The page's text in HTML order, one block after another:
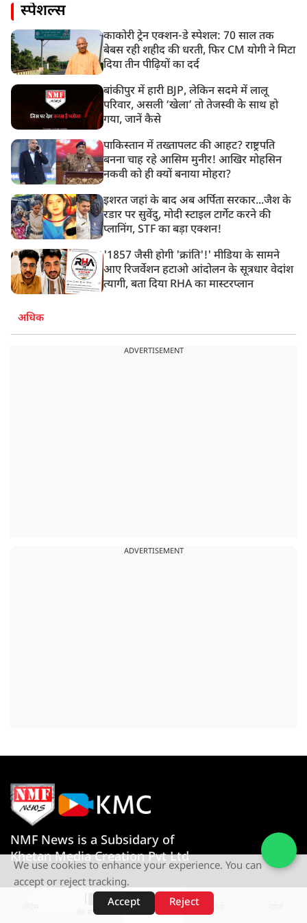
स्पेशल्स
काकोरी ट्रेन एक्शन-डे स्पेशल: 70 साल तक
बेबस रही शहीद की धरती, फिर CM योगी ने मिटा
दिया तीन पीढ़ियों का दर्द
बांकीपुर में हारी BJP, लेकिन सदमे में लालू
परिवार, असली ‘खेला’ तो तेजस्वी के साथ हो
गया, जानें कैसे
पाकिस्तान में तख्तापलट की आहट? राष्ट्रपति
बनना चाह रहे आसिम मुनीर! आखिर मोहसिन
नकवी को ही क्यों बनाया मोहरा?
इशरत जहां के बाद अब अर्पिता सरकार...जैश के
रडार पर सुवेंदु, मोदी स्टाइल टार्गेट करने की
प्लानिंग, STF का बड़ा एक्शन!
'1857 जैसी होगी 'क्रांति'!' मीडिया के सामने
आए रिजर्वेशन हटाओ आंदोलन के सूत्रधार वेदांश
त्यागी, बता दिया RHA का मास्टरप्लान
अधिक
ADVERTISEMENT
ADVERTISEMENT
वेब स्टोरीज़
NMF News is a Subsidary of
Khetan Media Creation Pvt Ltd
Give us a Call
+91-080767 27261
We use cookies to enhance your experience. You can
accept or reject tracking.
Accept
Reject